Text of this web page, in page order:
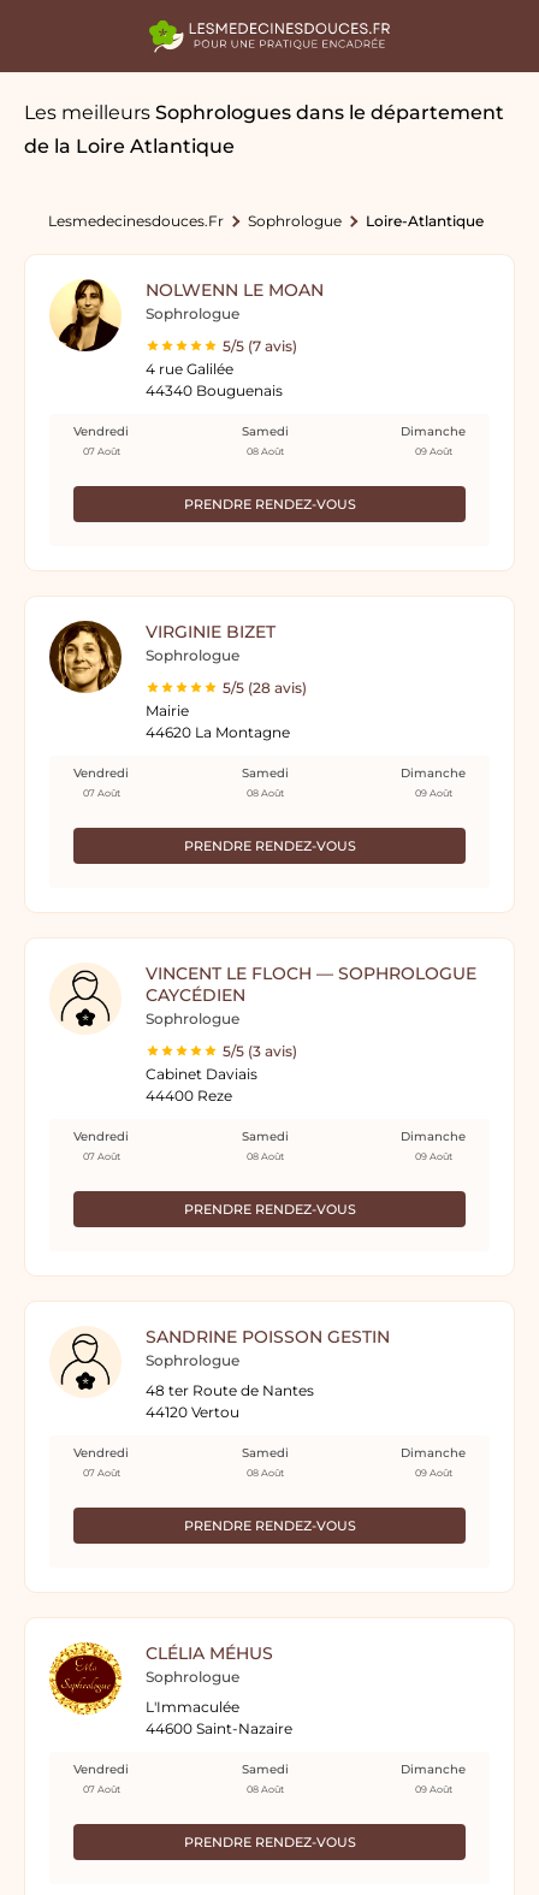
Les meilleurs Sophrologues dans le département
de la Loire Atlantique
Lesmedecinesdouces.fr Sophrologue Loire-Atlantique
NOLWENN LE MOAN
Sophrologue
5/5 (7 avis)
4 rue Galilée
44340 Bouguenais
PRENDRE RENDEZ-VOUS
Vendredi
07 Août
Samedi
08 Août
Dimanche
09 Août
VIRGINIE BIZET
Sophrologue
5/5 (28 avis)
Mairie
44620 La Montagne
PRENDRE RENDEZ-VOUS
Vendredi
07 Août
Samedi
08 Août
Dimanche
09 Août
VINCENT LE FLOCH — SOPHROLOGUE
CAYCÉDIEN
Sophrologue
5/5 (3 avis)
Cabinet Daviais
44400 Reze
PRENDRE RENDEZ-VOUS
Vendredi
07 Août
Samedi
08 Août
Dimanche
09 Août
SANDRINE POISSON GESTIN
Sophrologue
48 ter Route de Nantes
44120 Vertou
PRENDRE RENDEZ-VOUS
Vendredi
07 Août
Samedi
08 Août
Dimanche
09 Août
CLÉLIA MÉHUS
Sophrologue
L'Immaculée
44600 Saint-Nazaire
PRENDRE RENDEZ-VOUS
Vendredi
07 Août
Samedi
08 Août
Dimanche
09 Août